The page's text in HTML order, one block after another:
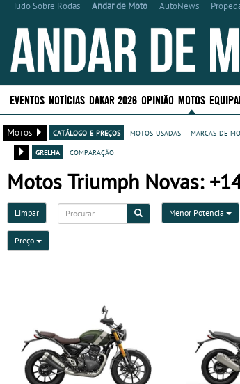
Tudo Sobre Rodas Andar de Moto AutoNews
EVENTOS NOTÍCIAS DAKAR 2026 OPINIÃO MOTOS
Motos catálogo e preços motos usadas marcas de
grelha
comparação
Motos Triumph Novas:
Limpar Menor Potencia
Preço